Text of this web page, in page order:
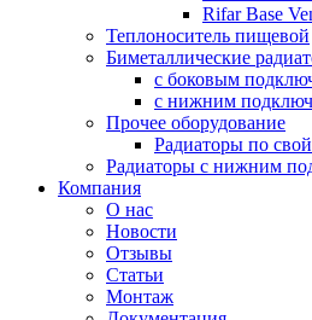
Rifar Base
Теплоноситель пищевой
Биметаллические
с боковым
с нижним
Прочее оборудование
Радиаторы по
Радиаторы с нижним
Компания
О нас
Новости
Отзывы
Статьи
Монтаж